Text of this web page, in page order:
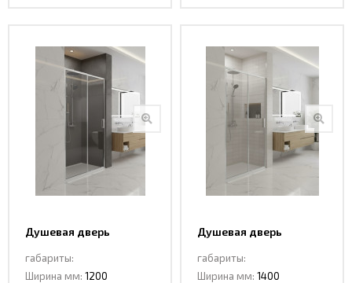
Душевая дверь
габариты:
Ширина мм: 1200
Душевая дверь
габариты:
Ширина мм: 1400